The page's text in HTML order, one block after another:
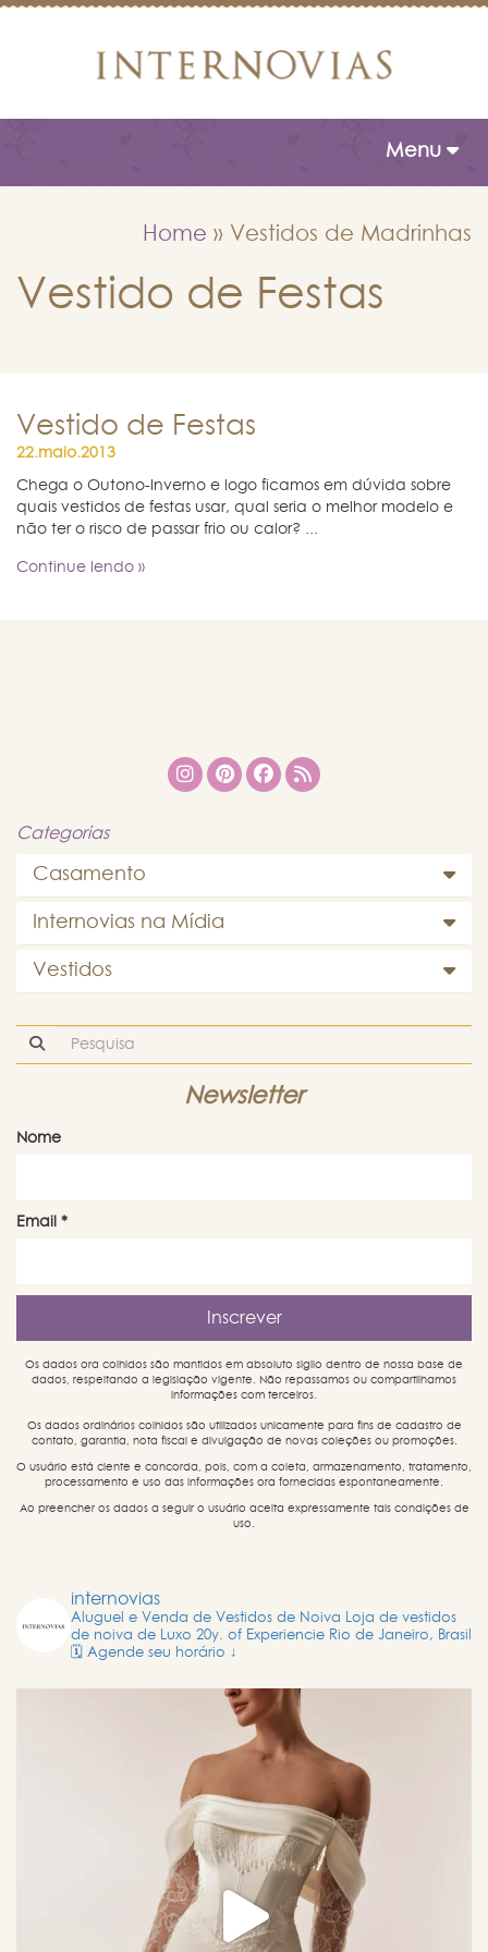
Toggle
Menu
Home » Vestidos de Madrinhas
Vestido de Festas
Vestido de Festas
22.maio.2013
Chega o Outono-Inverno e logo ficamos em dúvida sobre
quais vestidos de festas usar, qual seria o melhor modelo e
não ter o risco de passar frio ou calor? ...
Continue lendo »
Categorias
Casamento
Internovias na Mídia
Vestidos
Newsletter
Nome
Email *
Os dados ora colhidos são mantidos em absoluto sigilo dentro de nossa base de
dados, respeitando a legislação vigente. Não repassamos ou compartilhamos
informações com terceiros.
Os dados ordinários colhidos são utilizados unicamente para fins de cadastro de
contato, garantia, nota fiscal e divulgação de novas coleções ou promoções.
O usuário está ciente e concorda, pois, com a coleta, armazenamento, tratamento,
processamento e uso das informações ora fornecidas espontaneamente.
Ao preencher os dados a seguir o usuário aceita expressamente tais condições de
uso.
internovias
Aluguel e Venda de Vestidos de Noiva Loja de vestidos
de noiva de Luxo 20y. of Experiencie Rio de Janeiro, Brasil
🗓️ Agende seu horário ↓